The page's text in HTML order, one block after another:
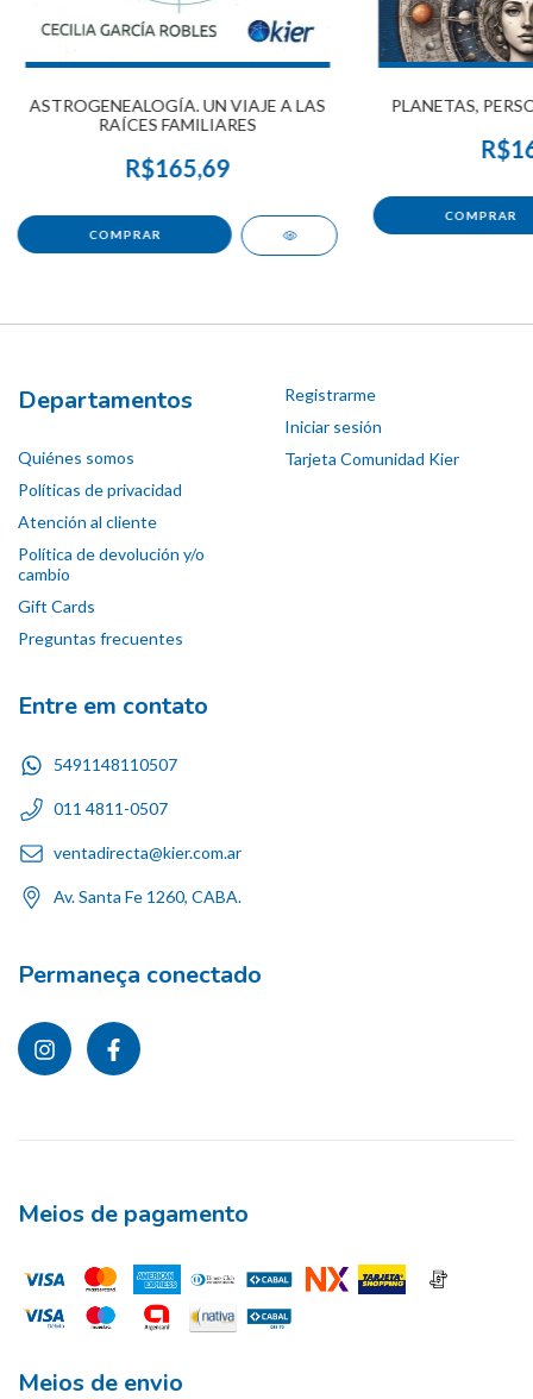
ASTROGENEALOGÍA. UN VIAJE A LAS
RAÍCES FAMILIARES
R$165,69
PLANETAS,
Departamentos
Quiénes somos
Políticas de privacidad
Atención al cliente
Política de devolución y/o
cambio
Gift Cards
Preguntas frecuentes
Registrarme
Iniciar sesión
Tarjeta Comunidad Kier
Entre em contato
5491148110507
011 4811-0507
ventadirecta@kier.com.ar
Av. Santa Fe 1260, CABA.
Permaneça conectado
Meios de pagamento
Meios de envio